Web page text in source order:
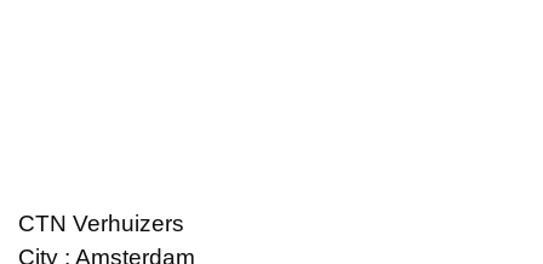
CTN Verhuizers
City : Amsterdam